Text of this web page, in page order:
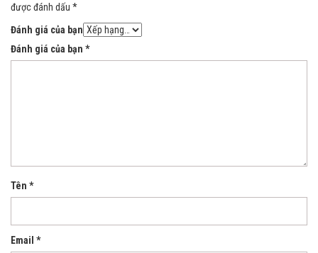
được đánh dấu *
Đánh giá của bạn
Đánh giá của bạn *
Tên *
Email *